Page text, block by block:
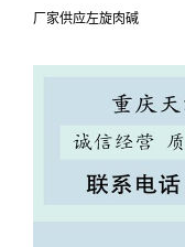
厂家供应左旋肉碱